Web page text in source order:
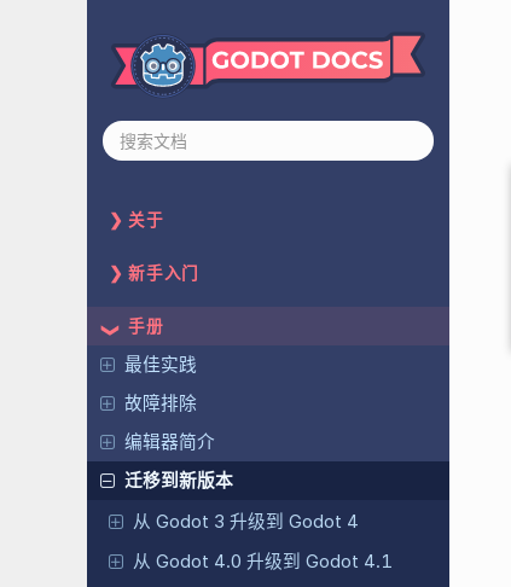
关于
新手入门
手册
最佳实践
故障排除
编辑器简介
迁移到新版本
从 Godot 3 升级到 Godot 4
从 Godot 4.0 升级到 Godot 4.1